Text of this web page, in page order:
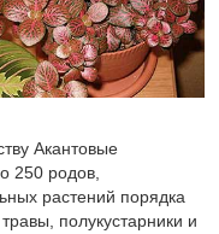
Акантовые
250 родов,
растений порядка
полукустарники и